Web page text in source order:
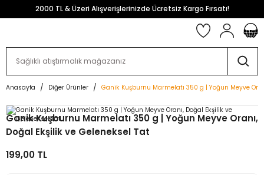
2000 TL & Üzeri Alışverişlerinizde Ücretsiz Kargo Fırsatı!
Anasayfa Diğer Ürünler Ganik Kuşburnu Marmelatı 350 g | Yoğun Meyve
Ganik Kuşburnu Marmelatı 350 g | Yoğun Meyve Oranı,
Doğal Ekşilik ve Geleneksel Tat
199,00 TL